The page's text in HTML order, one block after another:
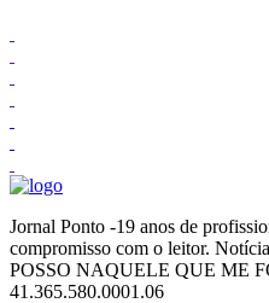
Jornal Ponto -19 anos de
compromisso com o leitor.
POSSO NAQUELE QUE ME
41.365.580.0001.06